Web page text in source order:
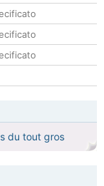
du tout gros